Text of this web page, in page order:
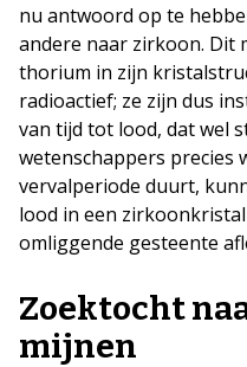
nu antwoord op te
andere naar zirkoon. Dit
thorium in zijn
radioactief; ze zijn dus
van tijd tot lood, dat wel
wetenschappers precies
vervalperiode duurt,
lood in een
omliggende gesteente
Zoektocht
mijnen